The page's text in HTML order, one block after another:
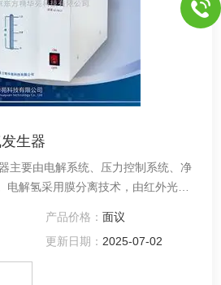
生器
主要由电解系统、压力控制系统、净
解氢采用膜分离技术，由红外光电
持输出压力的稳定。
产品价格： 面议
更新日期： 2025-07-02